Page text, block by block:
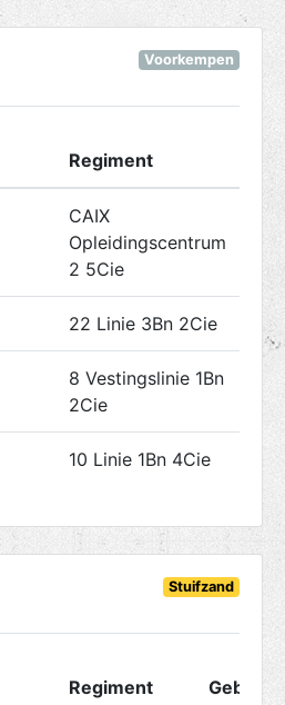
Voorkempen
Regiment
CAIX
Opleidingscentrum
2 5Cie
°
22 Linie 3Bn 2Cie °
8 Vestingslinie 1Bn
2Cie
10 Linie 1Bn 4Cie °
Stuifzand
Regiment